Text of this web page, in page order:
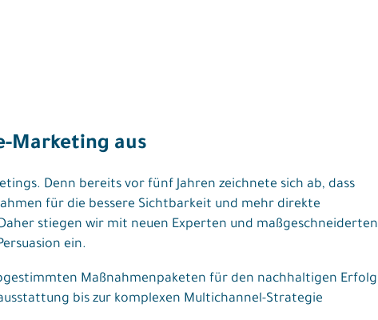
Marketing aus
Denn bereits vor fünf Jahren zeichnete sich ab, dass
für die bessere Sichtbarkeit und mehr direkte
stiegen wir mit neuen Experten und maßgeschneiderten
ein.
Maßnahmenpaketen für den nachhaltigen Erfolg
bis zur komplexen Multichannel-Strategie